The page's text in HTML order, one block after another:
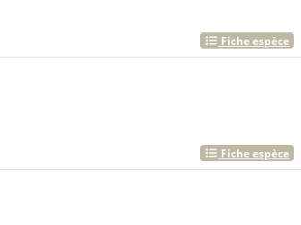
Fiche espèce
Fiche espèce